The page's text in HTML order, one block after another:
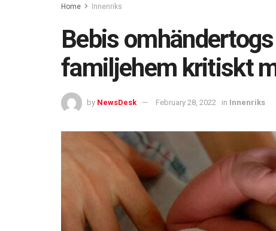
Home Innenriks
Bebis
familjehem kritiskt
by NewsDesk February 28, 2022 in Innenriks